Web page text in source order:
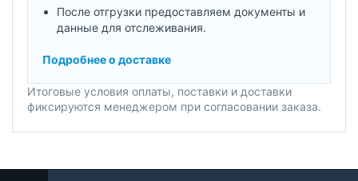
После отгрузки предоставляем документы и
данные для отслеживания.
Подробнее о доставке
Итоговые условия оплаты, поставки и доставки
фиксируются менеджером при согласовании заказа.